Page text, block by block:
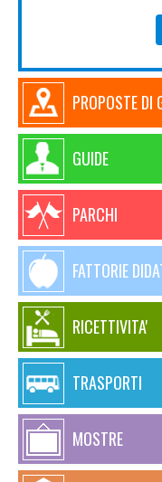
PROPOSTE DI
GUIDE
PARCHI
FATTORIE
RICETTIVITA'
TRASPORTI
MOSTRE